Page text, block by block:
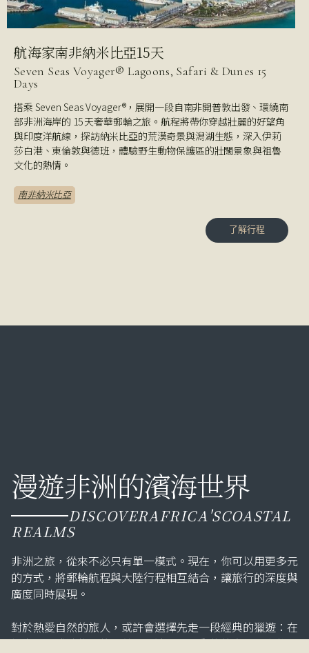
航海家南非納米比亞15天
Seven Seas Voyager® Lagoons, Safari & Dunes 15
Days
搭乘 Seven Seas Voyager®，展開一段自南非開普敦出發、環繞南
部非洲海岸的 15 天奢華郵輪之旅。航程將帶你穿越壯麗的好望角
與印度洋航線，探訪納米比亞的荒漠奇景與潟湖生態，深入伊莉
莎白港、東倫敦與德班，體驗野生動物保護區的壯闊景象與祖魯
文化的熱情。
南非納米比亞
了解行程
了解行程
漫遊非洲的濱海世界
DISCOVERAFRICA'SCOASTAL
REALMS
非洲之旅，從來不必只有單一模式。現在，你可以用更多元
的方式，將郵輪航程與大陸行程相互結合，讓旅行的深度與
廣度同時展現。
對於熱愛自然的旅人，或許會選擇先走一段經典的獵遊：在
坦尚尼亞或波札那的大草原上追尋野生動物的身影，之後再